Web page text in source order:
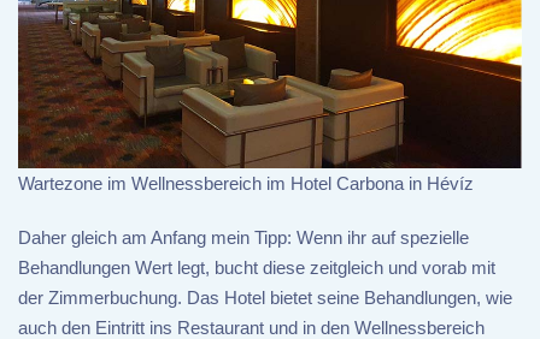
Wartezone im Wellnessbereich im Hotel Carbona in Hévíz
Daher gleich am Anfang mein Tipp: Wenn ihr auf spezielle
Behandlungen Wert legt, bucht diese zeitgleich und vorab mit
der Zimmerbuchung. Das Hotel bietet seine Behandlungen, wie
auch den Eintritt ins Restaurant und in den Wellnessbereich